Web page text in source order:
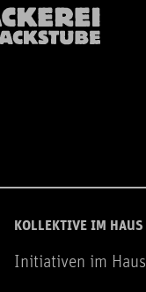
KOLLEKTIVE IM HAUS
Initiativen im Haus